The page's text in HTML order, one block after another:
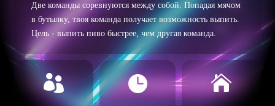
Две команды соревнуются между собой. Попадая мячом
в бутылку, твоя команда получает возможность выпить.
Цель - выпить пиво быстрее, чем другая команда.
  